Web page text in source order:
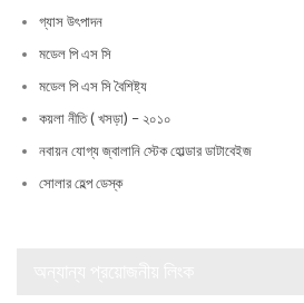
গ্যাস উৎপাদন
মডেল পি এস সি
মডেল পি এস সি বৈশিষ্ট্য
কয়লা নীতি ( খসড়া) – ২০১০
নবায়ন যোগ্য জ্বালানি স্টেক হোল্ডার ডাটাবেইজ
সোলার হেল্প ডেস্ক